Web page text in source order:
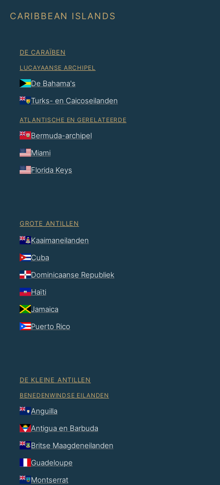
CARIBBEAN ISLANDS
DE CARAÏBEN
LUCAYAANSE ARCHIPEL
De Bahama's
Turks- en Caicoseilanden
ATLANTISCHE EN GERELATEERDE
Bermuda-archipel
Miami
Florida Keys
GROTE ANTILLEN
Kaaimaneilanden
Cuba
Dominicaanse Republiek
Haïti
Jamaica
Puerto Rico
DE KLEINE ANTILLEN
BENEDENWINDSE EILANDEN
Anguilla
Antigua en Barbuda
Britse Maagdeneilanden
Guadeloupe
Montserrat